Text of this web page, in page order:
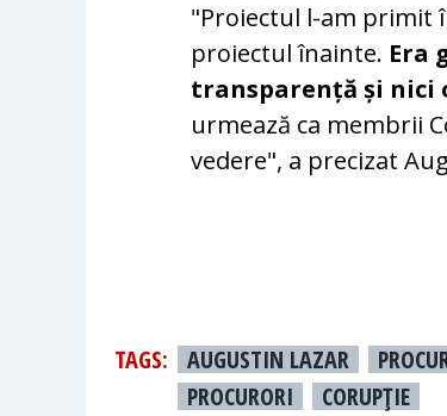
"Proiectul l-am primit
proiectul înainte. Era
transparență și nici
urmează ca membrii
vedere", a precizat
TAGS: AUGUSTIN LAZAR
PROCURORI
CORUPŢIE